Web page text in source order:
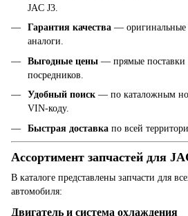
JAC J3.
Гарантия качества — оригинальные
аналоги.
Выгодные цены — прямые поставки
посредников.
Удобный поиск — по каталожным
VIN-коду.
Быстрая доставка по всей
Ассортимент запчастей для
В каталоге представлены запчасти для
автомобиля:
Двигатель и система охлаждения